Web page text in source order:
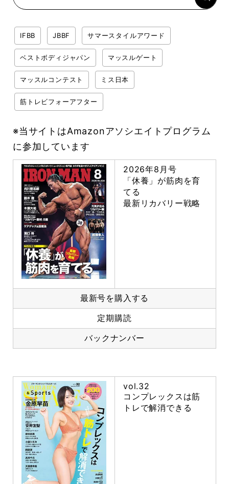
IFBB JBBF サマースタイルアワード
ベストボディジャパン マッスルゲート
マッスルコンテスト ミス日本
筋トレビフォーアフター
※当サイトはAmazonアソシエイトプログラム
に参加しています
2026年8月号
「休養」が筋肉を育
てる
最新リカバリー戦略
最新号を購入する
定期購読
バックナンバー
vol.32
コンプレックスは筋
トレで解消できる